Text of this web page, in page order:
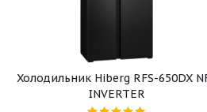
Холодильник Hiberg RFS-650DX
INVERTER